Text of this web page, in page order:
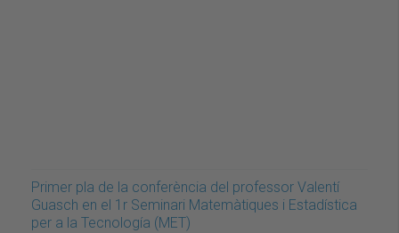
Primer pla de la conferència del professor Valentí
Guasch en el 1r Seminari Matemàtiques i Estadística
per a la Tecnología (MET)